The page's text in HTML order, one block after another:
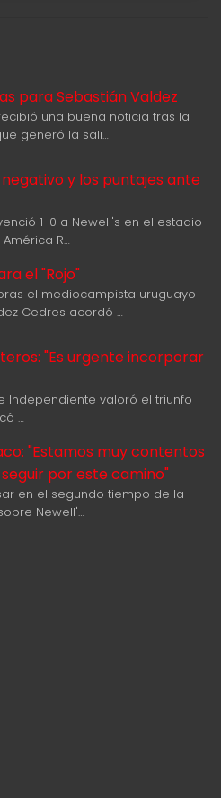
para Sebastián Valdez
una buena noticia tras la
generó la sali…
negativo y los puntajes ante
1-0 a Newell's en el estadio
R…
el "Rojo"
el mediocampista uruguayo
Cedres acordó …
"Es urgente incorporar
Independiente valoró el triunfo
…
"Estamos muy contentos
por este camino"
en el segundo tiempo de la
Newell'…